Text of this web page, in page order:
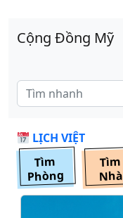
Cộng Đồng Mỹ
LỊCH VIỆT
Tìm
Phòng
Tìm
Nhà